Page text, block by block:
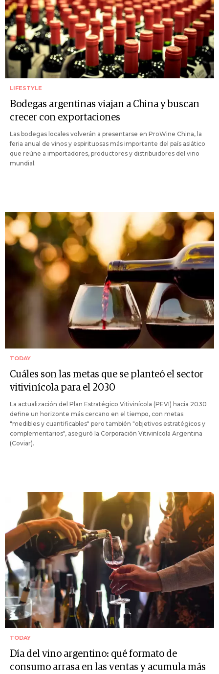
LIFESTYLE
Bodegas argentinas viajan a China y buscan
crecer con exportaciones
Las bodegas locales volverán a presentarse en ProWine China, la
feria anual de vinos y espirituosas más importante del país asiático
que reúne a importadores, productores y distribuidores del vino
mundial.
TODAY
Cuáles son las metas que se planteó el sector
vitivinícola para el 2030
La actualización del Plan Estratégico Vitivinícola (PEVI) hacia 2030
define un horizonte más cercano en el tiempo, con metas
"medibles y cuantificables" pero también "objetivos estratégicos y
complementarios", aseguró la Corporación Vitivinícola Argentina
(Coviar).
TODAY
Día del vino argentino: qué formato de
consumo arrasa en las ventas y acumula más